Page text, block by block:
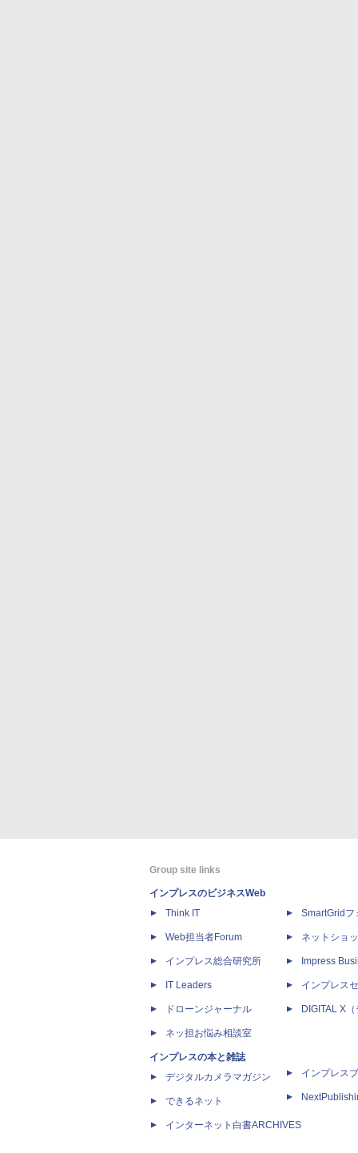
Group site links
インプレスのビジネスWeb
Think IT
Web担当者Forum
インプレス総合研究所
IT Leaders
ドローンジャーナル
ネッ担お悩み相談室
インプレスの本と雑誌
デジタルカメラマガジン
できるネット
インターネット白書ARCHIVES
SmartGridフ
ネットショ
Impress
インプレス
DIGITAL X
インプレス